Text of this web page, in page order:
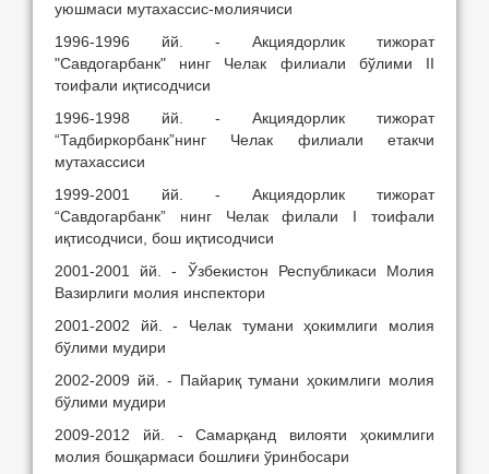
уюшмаси мутахассис-молиячиси
1996-1996 йй. - Акциядорлик тижорат
"Савдогарбанк" нинг Челак филиали бўлими II
тоифали иқтисодчиси
1996-1998 йй. - Акциядорлик тижорат
“Тадбиркорбанк”нинг Челак филиали етакчи
мутахассиси
1999-2001 йй. - Акциядорлик тижорат
“Савдогарбанк” нинг Челак филали I тоифали
иқтисодчиси, бош иқтисодчиси
2001-2001 йй. - Ўзбекистон Республикаси Молия
Вазирлиги молия инспектори
2001-2002 йй. - Челак тумани ҳокимлиги молия
бўлими мудири
2002-2009 йй. - Пайариқ тумани ҳокимлиги молия
бўлими мудири
2009-2012 йй. - Самарқанд вилояти ҳокимлиги
молия бошқармаси бошлиғи ўринбосари